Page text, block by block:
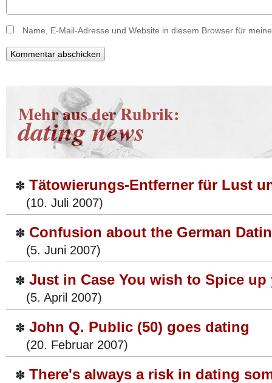
Name, E-Mail-Adresse und Website in diesem Browser für
Mehr aus der Rubrik:
dating news
✽ Tätowierungs-Entferner für Lust
(10. Juli 2007)
✽ Confusion about the German
(5. Juni 2007)
✽ Just in Case You wish to Spice up
(5. April 2007)
✽ John Q. Public (50) goes dating
(20. Februar 2007)
✽ There's always a risk in dating